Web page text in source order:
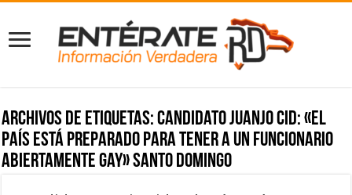
Archivos de etiquetas:Candidato Juanjo Cid: «El
país está preparado para tener a un funcionario
abiertamente gay» Santo Domingo